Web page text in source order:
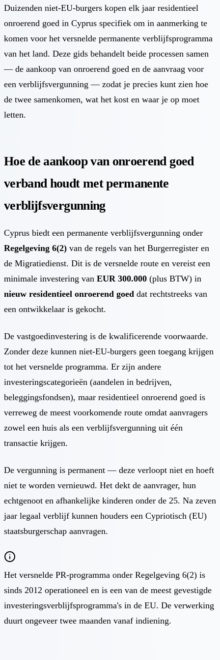
Duizenden niet-EU-burgers kopen elk jaar residentieel
onroerend goed in Cyprus specifiek om in aanmerking te
komen voor het versnelde permanente verblijfsprogramma
van het land. Deze gids behandelt beide processen samen
— de aankoop van onroerend goed en de aanvraag voor
een verblijfsvergunning — zodat je precies kunt zien hoe
de twee samenkomen, wat het kost en waar je op moet
letten.
Hoe de aankoop van onroerend goed
verband houdt met permanente
verblijfsvergunning
Cyprus biedt een permanente verblijfsvergunning onder
Regelgeving 6(2) van de regels van het Burgerregister en
de Migratiedienst. Dit is de versnelde route en vereist een
minimale investering van EUR 300.000 (plus BTW) in
nieuw residentieel onroerend goed dat rechtstreeks van
een ontwikkelaar is gekocht.
De vastgoedinvestering is de kwalificerende voorwaarde.
Zonder deze kunnen niet-EU-burgers geen toegang krijgen
tot het versnelde programma. Er zijn andere
investeringscategorieën (aandelen in bedrijven,
beleggingsfondsen), maar residentieel onroerend goed is
verreweg de meest voorkomende route omdat aanvragers
zowel een huis als een verblijfsvergunning uit één
transactie krijgen.
De vergunning is permanent — deze verloopt niet en hoeft
niet te worden vernieuwd. Het dekt de aanvrager, hun
echtgenoot en afhankelijke kinderen onder de 25. Na zeven
jaar legaal verblijf kunnen houders een Cypriotisch (EU)
staatsburgerschap aanvragen.
Het versnelde PR-programma onder Regelgeving 6(2) is
sinds 2012 operationeel en is een van de meest gevestigde
investeringsverblijfsprogramma's in de EU. De verwerking
duurt ongeveer twee maanden vanaf indiening.